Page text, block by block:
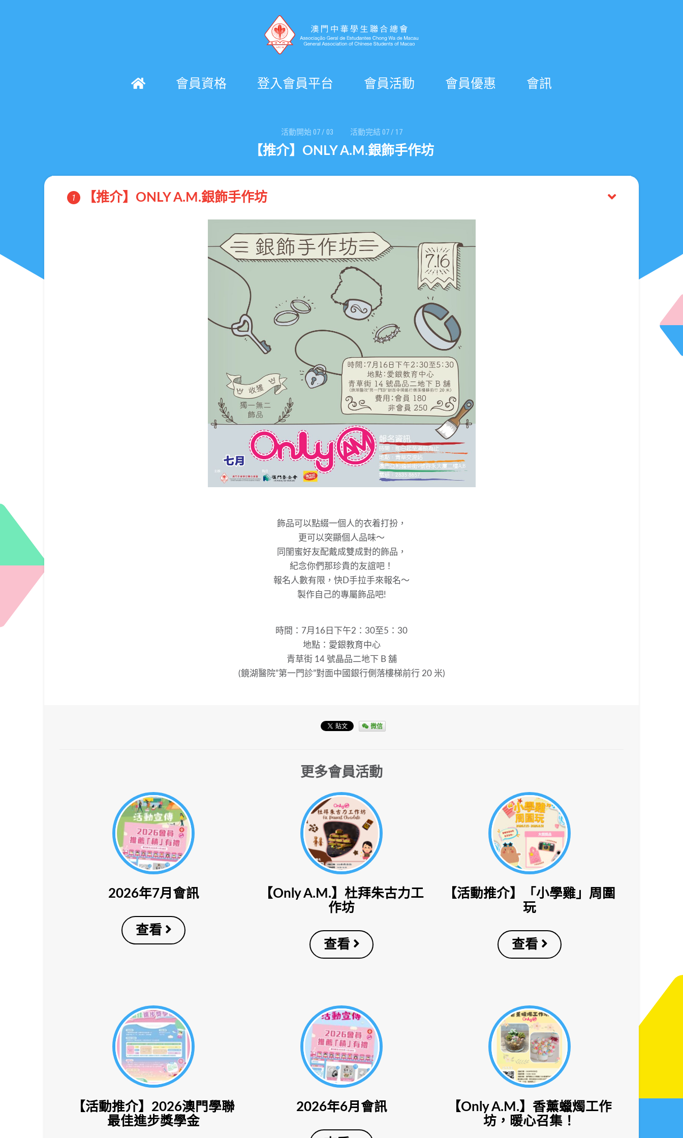
會員資格 登入會員平台 會員活動 會員優惠 會訊
活動開始07/ 03 活動完結07/ 17
【推介】ONLY A.M.銀飾手作坊
1 【推介】ONLY A.M.銀飾手作坊
飾品可以點綴一個人的衣着打扮，
更可以突顯個人品味～
同閨蜜好友配戴成雙成對的飾品，
紀念你們那珍貴的友誼吧！
報名人數有限，快D手拉手來報名～
製作自己的專屬飾品吧!
時間：7月16日下午2：30至5：30
地點：愛銀教育中心
青草街 14 號晶品二地下 B 舖
(鏡湖醫院”第一門診”對面中國銀行側落樓梯前行 20 米)
微信
更多會員活動
2026年7月會訊
查看
【Only A.M.】杜拜朱古力工
作坊
查看
【活動推介】「小學雞」周圍
玩
查看
【活動推介】2026澳門學聯
最佳進步獎學金
2026年6月會訊
【Only A.M.】香薰蠟燭工作
坊，暖心召集！